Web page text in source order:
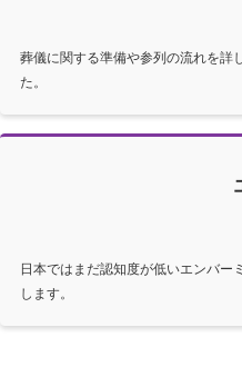
葬儀に関する準備や参列の流れを詳
た。
日本ではまだ認知度が低いエンバー
します。